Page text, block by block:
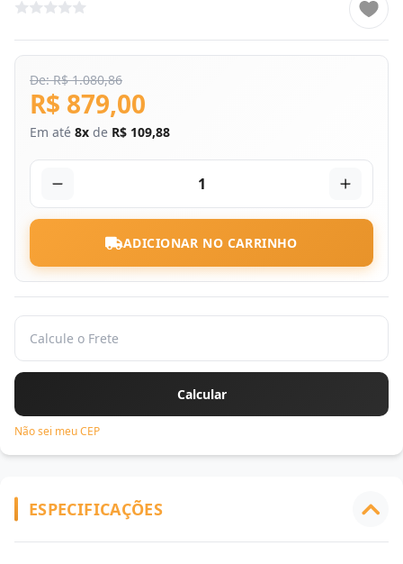
De: R$ 1.080,86
R$ 879,00
Em até 8x de R$ 109,88
1
ADICIONAR NO CARRINHO
Não sei meu CEP
ESPECIFICAÇÕES